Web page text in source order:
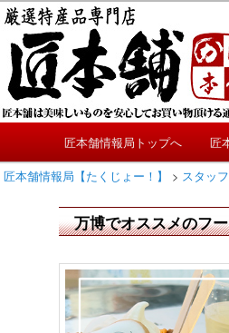
匠本舗情報
かにやおせちについてのおも
ン
メ
ン
コ
ン
匠本舗情報局トップへ
匠
匠本舗情報局【たくじょー！】
> スタッ
万博でオススメのフ